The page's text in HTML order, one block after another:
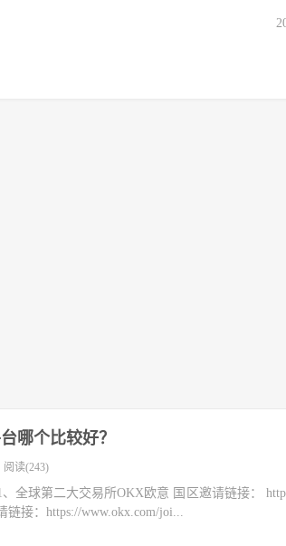
哪个比较好？
阅读(243)
全球第二大交易所OKX欧意 国区邀请链接：
链接：https://www.okx.com/joi...